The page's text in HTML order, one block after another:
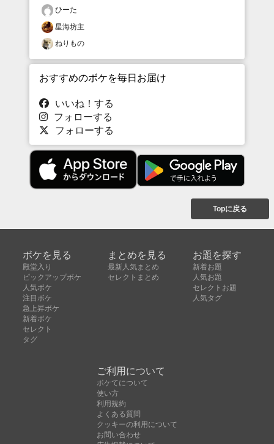
ひーた
星海坊主
ねりもの
おすすめのボケを毎日お届け
いいね！する
フォローする
フォローする
Topに戻る
ボケを見る
殿堂入り
ピックアップボケ
人気ボケ
注目ボケ
急上昇ボケ
新着ボケ
セレクト
タグ
まとめを見る
最新人気まとめ
セレクトまとめ
お題を探す
新着お題
人気お題
セレクトお題
人気タグ
ご利用について
ボケてについて
使い方
利用規約
よくある質問
クッキーの利用について
お問い合わせ